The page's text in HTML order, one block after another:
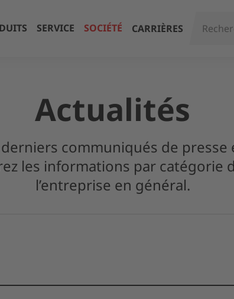
SERVICE SOCIÉTÉ CARRIÈRES
Actualités
communiqués de presse
les informations par catégorie
l’entreprise en général.